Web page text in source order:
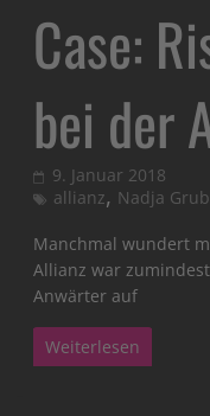
Case:
bei der
9. Januar 2018
allianz, Nadja
Manchmal wundert
Allianz war
Anwärter auf
Weiterlesen